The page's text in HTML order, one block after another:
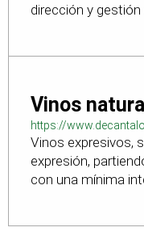
dirección y gestión
Vinos
https://
Vinos expresivos,
expresión,
con una mínima